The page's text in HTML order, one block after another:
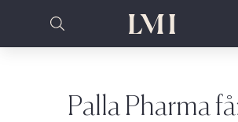
Palla Pharma